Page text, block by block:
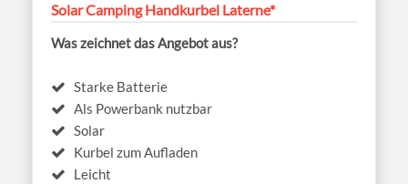
Solar Camping Handkurbel Laterne*
Was zeichnet das Angebot aus?
Starke Batterie
Als Powerbank nutzbar
Solar
Kurbel zum Aufladen
Leicht